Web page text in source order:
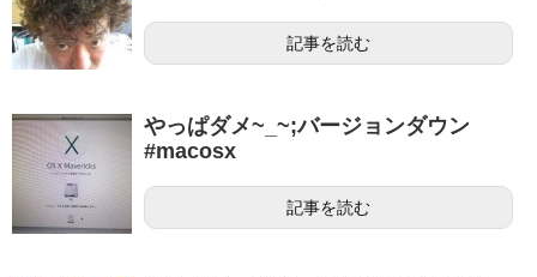
記事を読む
やっぱダメ~_~;バージョンダウン
#macosx
記事を読む